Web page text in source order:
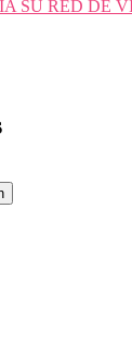
SU RED DE